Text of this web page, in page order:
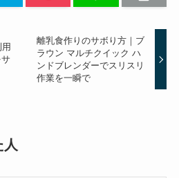
離乳食作りのサボり方｜ブ
ラウン マルチクイック ハ
ンドブレンダーでスリスリ
作業を一瞬で